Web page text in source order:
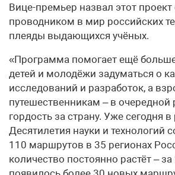
Вице-премьер назвал этот
проводником в мир российских
плеяды выдающихся учёных.
«Программа помогает ещё
детей и молодёжи задуматься о
исследований и разработок, а
путешественникам – в очередной
гордость за страну. Уже сегодня
Десятилетия науки и технологий
110 маршрутов в 35 регионах
количество постоянно растёт – за